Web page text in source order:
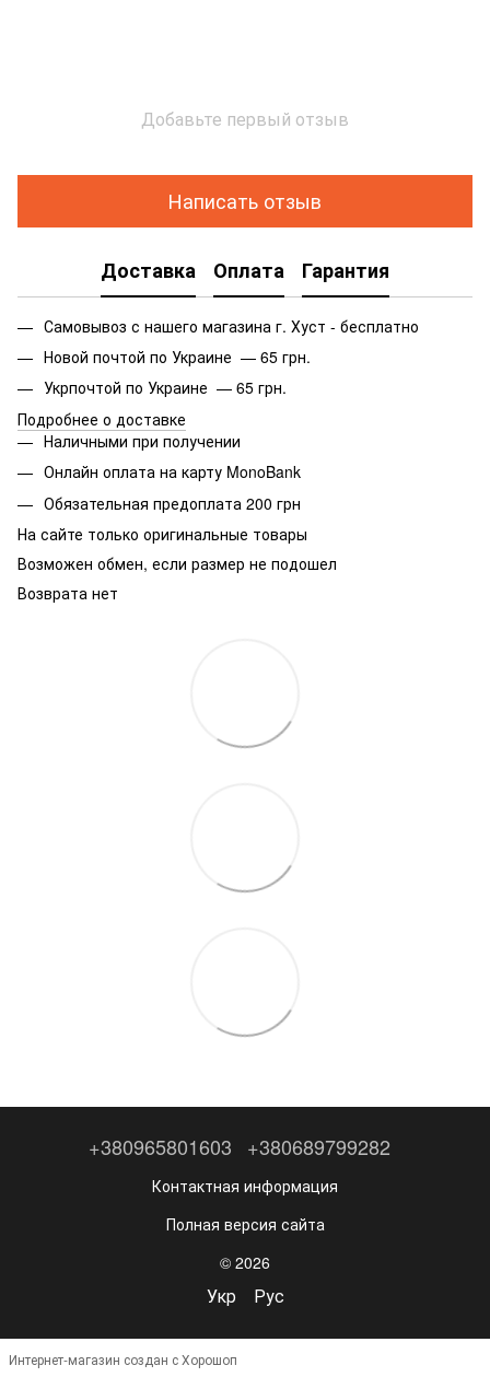
Добавьте первый отзыв
Написать отзыв
Доставка Оплата Гарантия
Самовывоз с нашего магазина г. Хуст - бесплатно
Новой почтой по Украине — 65 грн.
Укрпочтой по Украине — 65 грн.
Подробнее о доставке
Наличными при получении
Онлайн оплата на карту MonoBank
Обязательная предоплата 200 грн
На сайте только оригинальные товары
Возможен обмен, если размер не подошел
Возврата нет
+380965801603 +380689799282
Контактная информация
Полная версия сайта
© 2026
Укр Рус
Интернет-магазин создан с Хорошоп